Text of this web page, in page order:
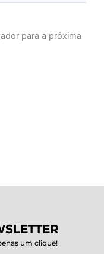
para a próxima
um clique!